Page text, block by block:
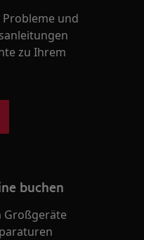
Probleme und
zu Ihrem
buchen
Großgeräte